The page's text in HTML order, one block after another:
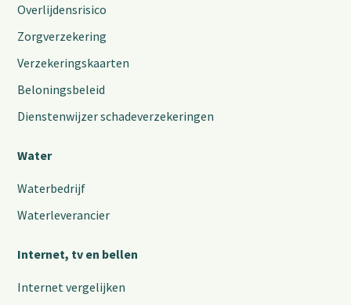
Overlijdensrisico
Zorgverzekering
Verzekeringskaarten
Beloningsbeleid
Dienstenwijzer schadeverzekeringen
Water
Waterbedrijf
Waterleverancier
Internet, tv en bellen
Internet vergelijken